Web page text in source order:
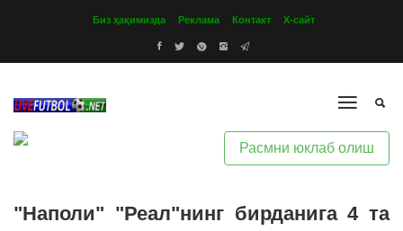
Биз ҳақимизда Реклама Контакт Х-сайт
Расмни юклаб олиш
"Наполи" "Реал"нинг бирданига 4 та